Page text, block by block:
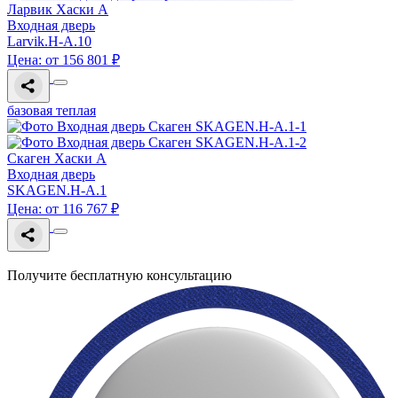
Ларвик Хаски A
Входная дверь
Larvik.H-A.10
Цена: от 156 801 ₽
базовая теплая
Скаген Хаски A
Входная дверь
SKAGEN.H-A.1
Цена: от 116 767 ₽
Получите бесплатную консультацию